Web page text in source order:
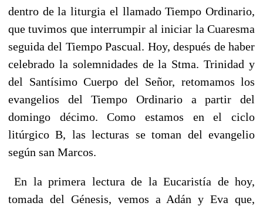
dentro de la liturgia el llamado Tiempo Ordinario,
que tuvimos que interrumpir al iniciar la Cuaresma
seguida del Tiempo Pascual. Hoy, después de haber
celebrado la solemnidades de la Stma. Trinidad y
del Santísimo Cuerpo del Señor, retomamos los
evangelios del Tiempo Ordinario a partir del
domingo décimo. Como estamos en el ciclo
litúrgico B, las lecturas se toman del evangelio
según san Marcos.
En la primera lectura de la Eucaristía de hoy,
tomada del Génesis, vemos a Adán y Eva que,